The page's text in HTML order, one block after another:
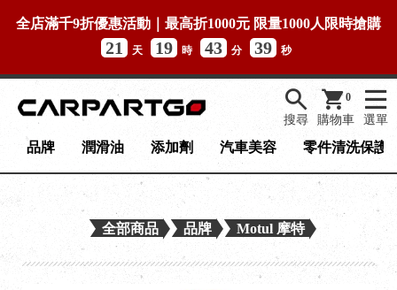
全店滿千9折優惠活動｜最高折1000元 限量1000人限時搶購
21 天 19 時 43 分 39 秒
0
購物車
搜尋 選單
品牌 潤滑油 添加劑 汽車美容 零件清洗保護
全部商品 品牌 Motul 摩特